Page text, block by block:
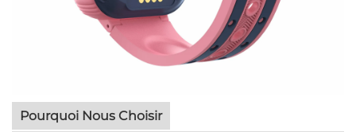
Pourquoi Nous Choisir